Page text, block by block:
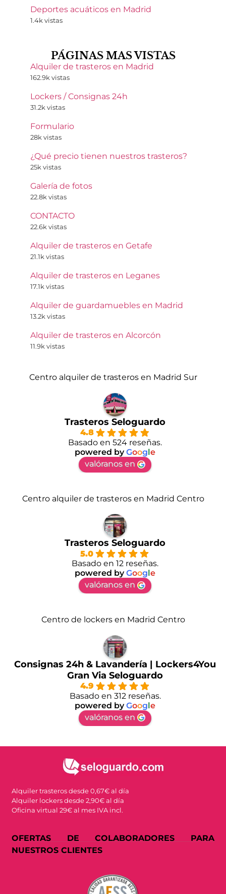
Deportes acuáticos en Madrid
1.4k vistas
PÁGINAS MAS VISTAS
Alquiler de trasteros en Madrid
162.9k vistas
Lockers / Consignas 24h
31.2k vistas
Formulario
28k vistas
¿Qué precio tienen nuestros trasteros?
25k vistas
Galería de fotos
22.8k vistas
CONTACTO
22.6k vistas
Alquiler de trasteros en Getafe
21.1k vistas
Alquiler de trasteros en Leganes
17.1k vistas
Alquiler de guardamuebles en Madrid
13.2k vistas
Alquiler de trasteros en Alcorcón
11.9k vistas
Centro alquiler de trasteros en Madrid Sur
Trasteros Seloguardo
4.8
Basado en 524 reseñas.
powered byGoogle
valóranos en
Centro alquiler de trasteros en Madrid Centro
Trasteros Seloguardo
5.0
Basado en 12 reseñas.
powered byGoogle
valóranos en
Centro de lockers en Madrid Centro
Consignas 24h & Lavandería | Lockers4You
Gran Via Seloguardo
4.9
Basado en 312 reseñas.
powered byGoogle
valóranos en
Alquiler trasteros desde 0,67€ al día
Alquiler lockers desde 2,90€ al día
Oficina virtual 29€ al mes IVA incl.
OFERTAS DE COLABORADORES PARA
NUESTROS CLIENTES